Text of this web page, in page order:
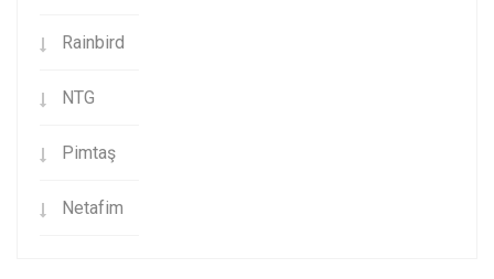
Rainbird
NTG
Pimtaş
Netafim